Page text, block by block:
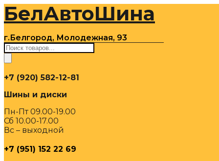
Перейти
содержимому
БелАвтоШина
г.Белгород, Молодежная, 93
Поиск
товаров
+7 (920) 582-12-81
Шины и диски
Пн-Пт 09.00-19.00
Сб 10.00-17.00
Вс – выходной
+7 (951) 152 22 69